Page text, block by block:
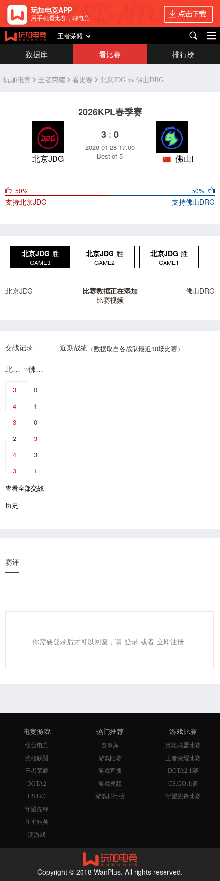
玩加电竞APP
用手机看比赛，聊电竞
王者荣耀
数据库 看比赛 排行榜
玩加电竞 王者荣耀 看比赛 北京JDG vs 佛山DRG
2026KPL春季赛
北京JDG
3 : 0
2026-01-28 17:00
Best of 5
50%
支持佛山DRG
50%
支持北京JDG
北京JDG 胜
GAME3
北京JDG 胜
GAME2
北京JDG 胜
GAME1
北京JDG
比赛数据正在添加
比赛视频
佛山DRG
近期战绩（数据取自各战队最近10场比赛）
交战记录
北京JDG vs 佛山DRG
3
0
4
1
3
0
2
3
4
3
3
1
查看全部交战
历史
赛评
你需要登录后才可以回复，请 登录 或者 立即注册
电竞游戏
综合电竞
英雄联盟
王者荣耀
DOTA2
CS:GO
守望先锋
和平精英
泛游戏
热门推荐
赛事库
游戏比赛
游戏直播
游戏视频
游戏排行榜
游戏比赛
英雄联盟比赛
王者荣耀比赛
DOTA2比赛
CS:GO比赛
守望先锋比赛
Copyright © 2018 WanPlus. All rights reserved.